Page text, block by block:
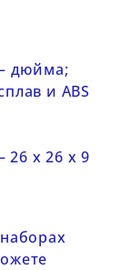
дюйма;
и ABS
26 х 26 х 9
наборах